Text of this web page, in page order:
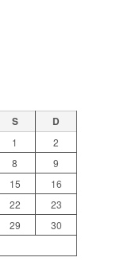
S D
1
2
8
9
15
16
22
23
29
30